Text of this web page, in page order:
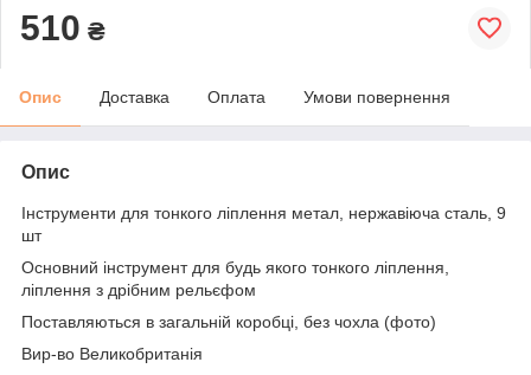
510 ₴
Опис Доставка Оплата Умови повернення
Опис
Інструменти для тонкого ліплення метал, нержавіюча сталь, 9
шт
Основний інструмент для будь якого тонкого ліплення,
ліплення з дрібним рельєфом
Поставляються в загальній коробці, без чохла (фото)
Вир-во Великобританія